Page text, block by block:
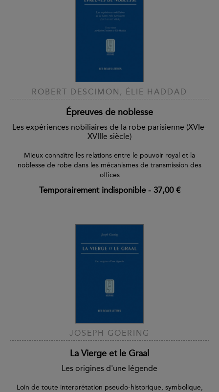
ROBERT DESCIMON, ÉLIE HADDAD
Épreuves de noblesse
Les expériences nobiliaires de la robe parisienne (XVIe-
XVIIIe siècle)
Mieux connaître les relations entre le pouvoir royal et la
noblesse de robe dans les mécanismes de transmission des
offices
Temporairement indisponible- 37,00 €
JOSEPH GOERING
La Vierge et le Graal
Les origines d'une légende
Loin de toute interprétation pseudo-historique, symbolique,